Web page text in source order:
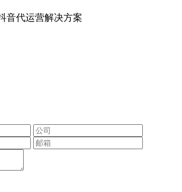
音代运营解决方案